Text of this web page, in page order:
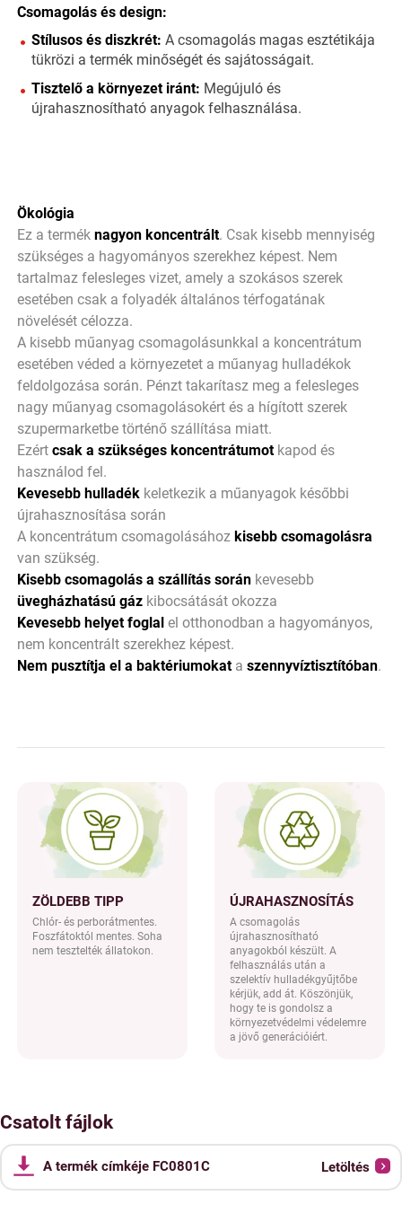
Csomagolás és design:
Stílusos és diszkrét: A csomagolás magas esztétikája
tükrözi a termék minőségét és sajátosságait.
Tisztelő a környezet iránt: Megújuló és
újrahasznosítható anyagok felhasználása.
Ökológia
Ez a termék nagyon koncentrált. Csak kisebb mennyiség
szükséges a hagyományos szerekhez képest. Nem
tartalmaz felesleges vizet, amely a szokásos szerek
esetében csak a folyadék általános térfogatának
növelését célozza.
A kisebb műanyag csomagolásunkkal a koncentrátum
esetében véded a környezetet a műanyag hulladékok
feldolgozása során. Pénzt takarítasz meg a felesleges
nagy műanyag csomagolásokért és a hígított szerek
szupermarketbe történő szállítása miatt.
Ezért csak a szükséges koncentrátumotkapod és
használod fel.
Kevesebb hulladék keletkezik a műanyagok későbbi
újrahasznosítása során
A koncentrátum csomagolásához kisebb csomagolásra
van szükség.
Kisebb csomagolás a szállítás során kevesebb
üvegházhatású gáz kibocsátását okozza
Kevesebb helyet foglal el otthonodban a hagyományos,
nem koncentrált szerekhez képest.
Nem pusztítja el a baktériumokata szennyvíztisztítóban.
ZÖLDEBB TIPP
Chlór- és perborátmentes.
Foszfátoktól mentes. Soha
nem tesztelték állatokon.
ÚJRAHASZNOSÍTÁS
A csomagolás
újrahasznosítható
anyagokból készült. A
felhasználás után a
szelektív hulladékgyűjtőbe
kérjük, add át. Köszönjük,
hogy te is gondolsz a
környezetvédelmi védelemre
a jövő generációiért.
Csatolt fájlok
A termék címkéje FC0801C Letöltés